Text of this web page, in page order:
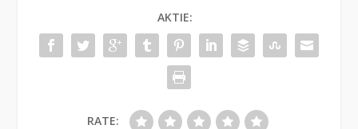
AKTIE:
RATE: